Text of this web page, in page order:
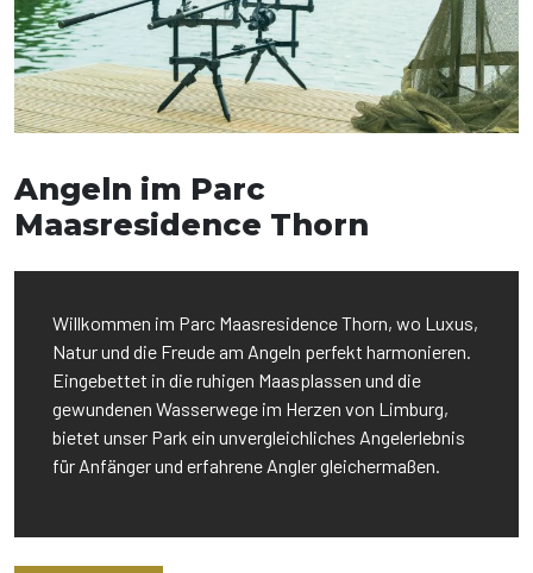
Angeln im Parc
Maasresidence Thorn
Willkommen im Parc Maasresidence Thorn, wo Luxus,
Natur und die Freude am Angeln perfekt harmonieren.
Eingebettet in die ruhigen Maasplassen und die
gewundenen Wasserwege im Herzen von Limburg,
bietet unser Park ein unvergleichliches Angelerlebnis
für Anfänger und erfahrene Angler gleichermaßen.